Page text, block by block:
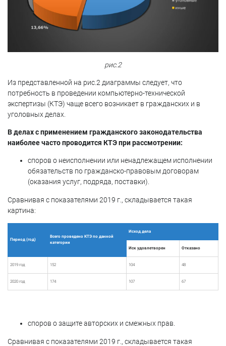
рис.2
Из представленной на рис.2 диаграммы следует, что
потребность в проведении компьютерно-технической
экспертизы (КТЭ) чаще всего возникает в гражданских и в
уголовных делах.
В делах с применением гражданского законодательства
наиболее часто проводится КТЭ при рассмотрении:
споров о неисполнении или ненадлежащем исполнении
обязательств по гражданско-правовым договорам
(оказания услуг, подряда, поставки).
Сравнивая с показателями 2019 г., складывается такая
картина:
Период (год)
Всего проведено КТЭ по данной
категории
Исход дела
Иск удовлетворен Отказано
2019 год 152 104 48
2020 год 174 107 67
споров о защите авторских и смежных прав.
Сравнивая с показателями 2019 г., складывается такая